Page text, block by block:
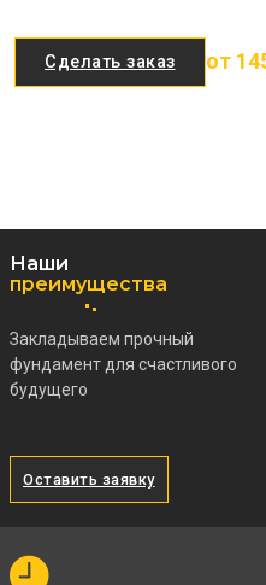
Сделать заказ от
Наши
преимущества
Закладываем прочный
фундамент для счастливого
будущего
Оставить заявку